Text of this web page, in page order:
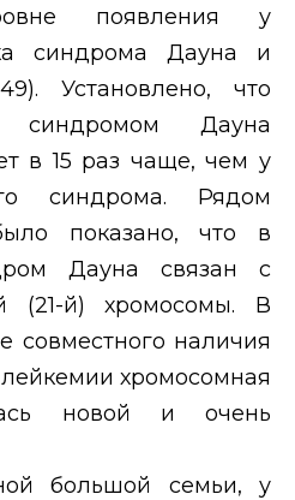
появления у
синдрома Дауна и
Установлено, что
синдромом Дауна
в 15 раз чаще, чем у
синдрома. Рядом
показано, что в
Дауна связан с
(21-й) хромосомы. В
совместного наличия
хромосомная
новой и очень
большой семьи, у